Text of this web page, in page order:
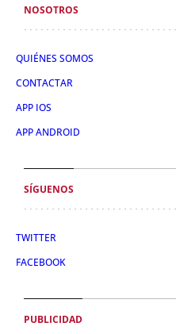
NOSOTROS
QUIÉNES SOMOS
CONTACTAR
APP IOS
APP ANDROID
SÍGUENOS
TWITTER
FACEBOOK
PUBLICIDAD